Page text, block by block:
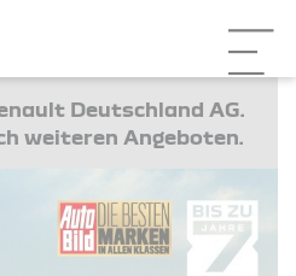
Deutschland AG.
weiteren Angeboten.